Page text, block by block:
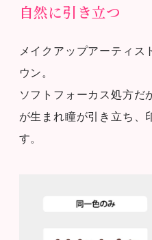
自然に引き立つ
メイクアップアーティス
ウン。
ソフトフォーカス処方だ
が生まれ瞳が引き立ち、
す。